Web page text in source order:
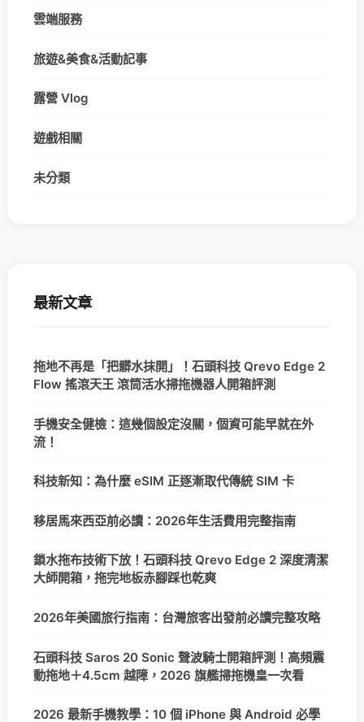
雲端服務
旅遊&美食&活動記事
露營 Vlog
遊戲相關
未分類
最新文章
拖地不再是「把髒水抹開」！石頭科技 Qrevo Edge 2
Flow 搖滾天王 滾筒活水掃拖機器人開箱評測
手機安全健檢：這幾個設定沒關，個資可能早就在外
流！
科技新知：為什麼 eSIM 正逐漸取代傳統 SIM 卡
移居馬來西亞前必讀：2026年生活費用完整指南
鎖水拖布技術下放！石頭科技 Qrevo Edge 2 深度清潔
大師開箱，拖完地板赤腳踩也乾爽
2026年美國旅行指南：台灣旅客出發前必讀完整攻略
石頭科技 Saros 20 Sonic 聲波騎士開箱評測！高頻震
動拖地＋4.5cm 越障，2026 旗艦掃拖機皇一次看
2026 最新手機教學：10 個 iPhone 與 Android 必學